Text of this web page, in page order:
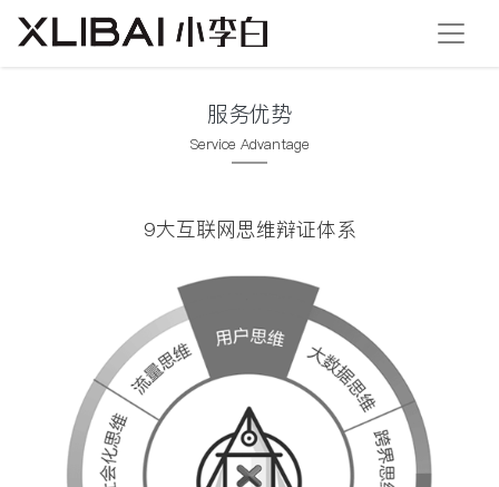
服务优势
Service Advantage
9大互联网思维辩证体系